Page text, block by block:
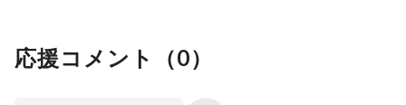
応援コメント（0）